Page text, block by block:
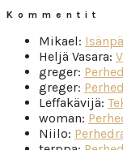
Kommentit
Mikael:
Heljä Vasara:
greger:
greger:
Leffakävijä:
woman:
Niilo: